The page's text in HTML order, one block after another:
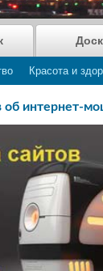
Красота и
об интернет-